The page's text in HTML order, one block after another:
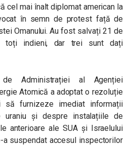
cel mai înalt diplomat american la
în semn de protest față de
Omanului. Au fost salvați 21 de
toți indieni, dar trei sunt dați
Administrației al Agenției
Atomică a adoptat o rezoluție
să furnizeze imediat informații
și despre instalațiile de
anterioare ale SUA și Israelului
a suspendat accesul inspectorilor